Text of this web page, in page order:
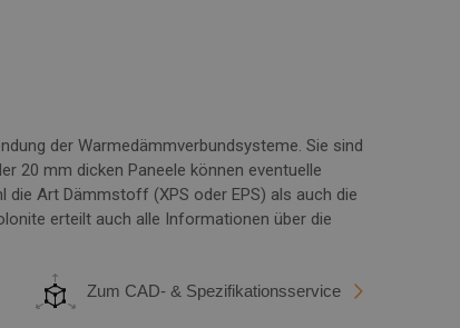
der Warmedämmverbundsysteme. Sie sind
20 mm dicken Paneele können eventuelle
Art Dämmstoff (XPS oder EPS) als auch die
erteilt auch alle Informationen über die
Zum CAD- & Spezifikationsservice